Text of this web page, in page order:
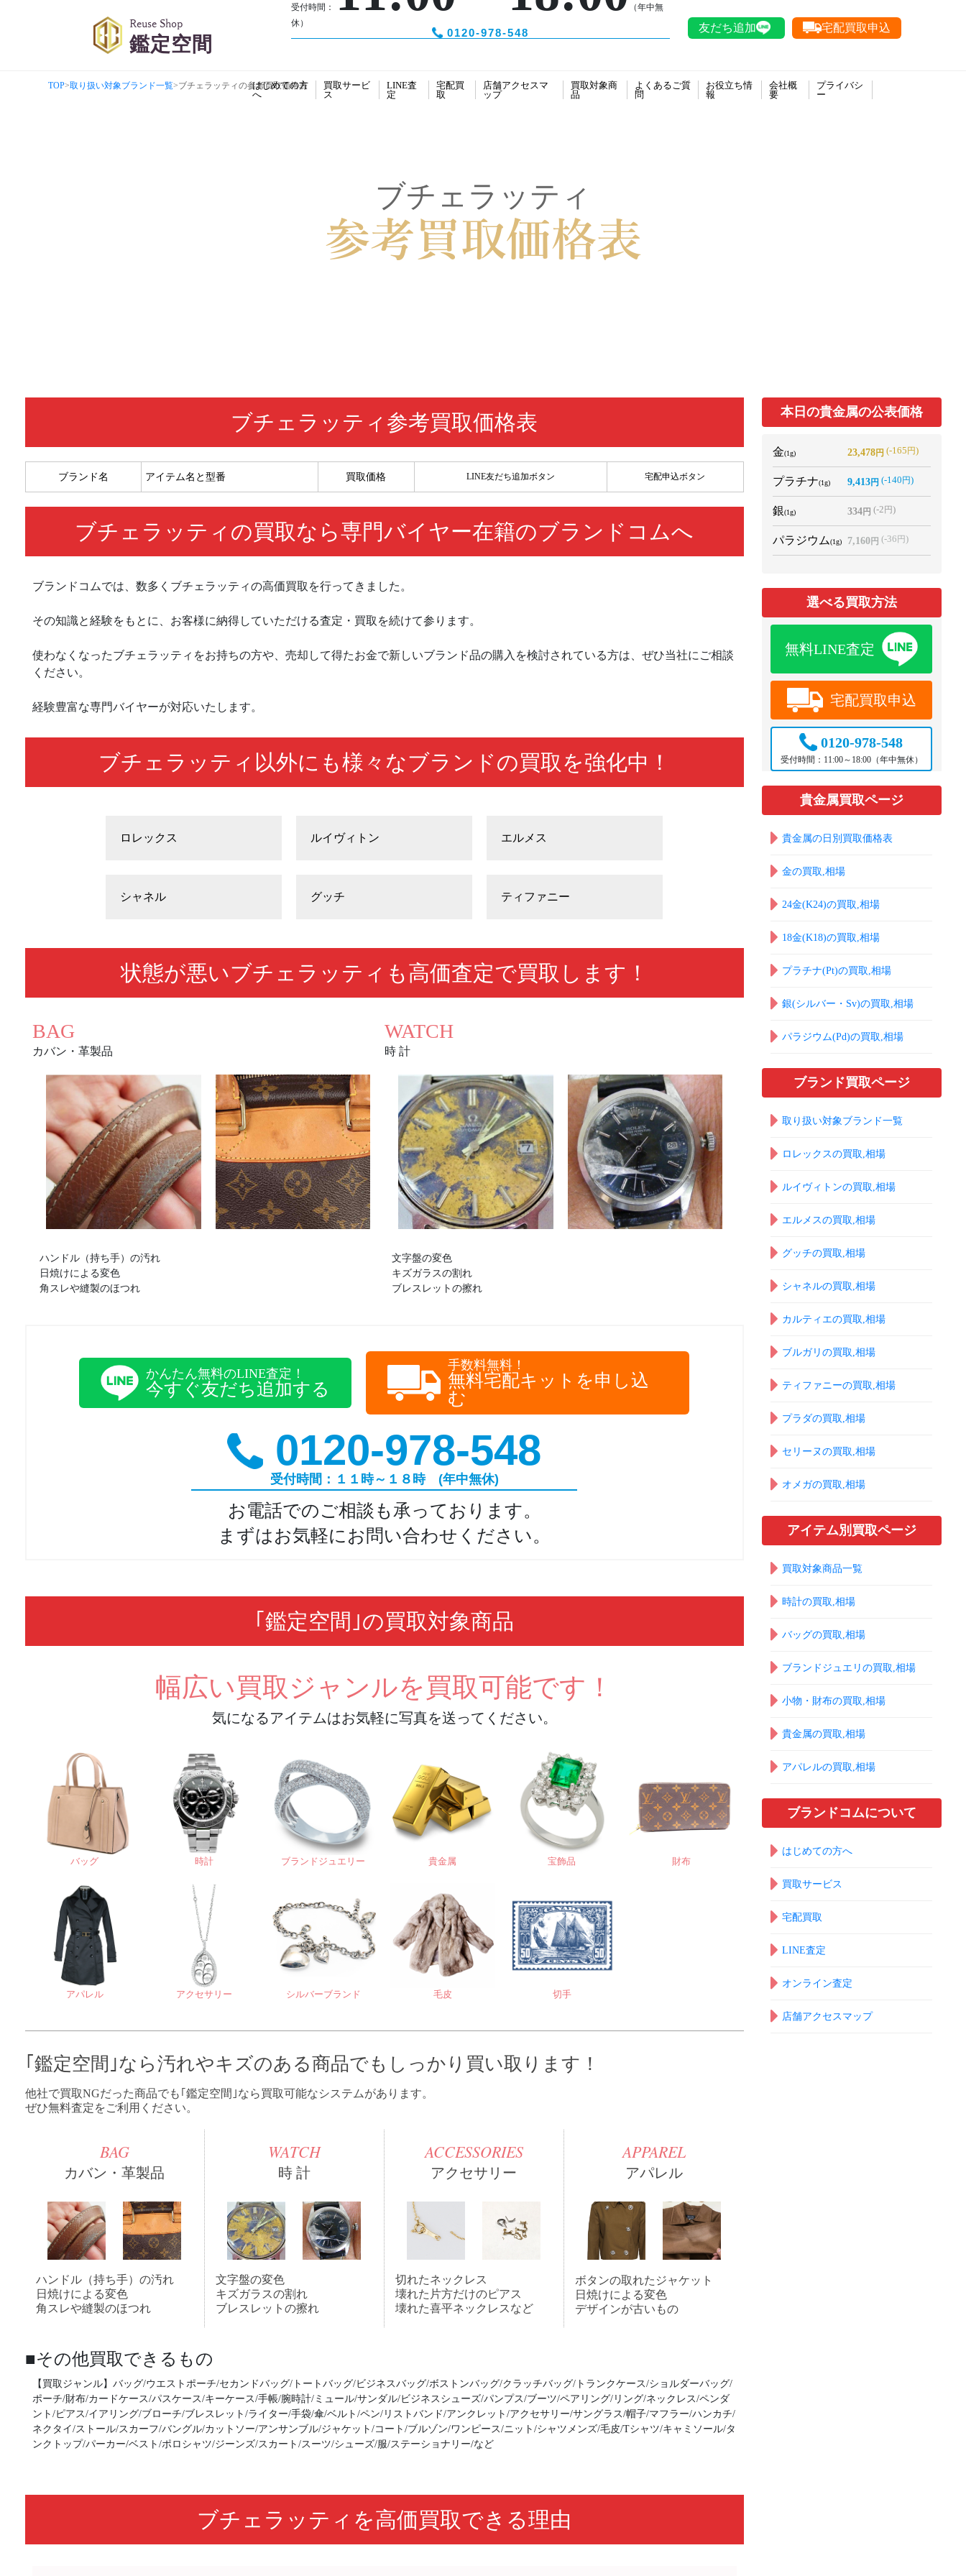
Reuse Shop
鑑定空間
受付時間：
（年中無
休）
0120-978-548 友だち追加 宅配買取申込
はじめての方
へ
買取サービ
ス
LINE査
定
宅配買
取
店舗アクセスマ
ップ
買取対象商
品
よくあるご質
問
お役立ち情
報
会社概
要
プライバシ
ー
TOP>取り扱い対象ブランド一覧>ブチェラッティの参考買取価格表
ブチェラッティ
参考買取価格表
ブチェラッティ参考買取価格表
ブランド名 アイテム名と型番 買取価格 LINE友だち追加ボタン 宅配申込ボタン
ブチェラッティの買取なら専門バイヤー在籍のブランドコムへ
ブランドコムでは、数多くブチェラッティの高価買取を行ってきました。
その知識と経験をもとに、お客様に納得していただける査定・買取を続けて参ります。
使わなくなったブチェラッティをお持ちの方や、売却して得たお金で新しいブランド品の購入を検討されている方は、ぜひ当社にご相談
ください。
経験豊富な専門バイヤーが対応いたします。
ブチェラッティ以外にも様々なブランドの買取を強化中！
ロレックス ルイヴィトン エルメス
シャネル グッチ ティファニー
状態が悪いブチェラッティも高価査定で買取します！
BAG
カバン・革製品
ハンドル（持ち手）の汚れ
日焼けによる変色
角スレや縫製のほつれ
WATCH
時 計
文字盤の変色
キズガラスの割れ
ブレスレットの擦れ
かんたん無料のLINE査定！
今すぐ友だち追加する
手数料無料！
無料宅配キットを申し込
む
0120-978-548
受付時間：１１時～１８時 (年中無休)
お電話でのご相談も承っております。
まずはお気軽にお問い合わせください。
｢鑑定空間｣の買取対象商品
幅広い買取ジャンルを買取可能です！
気になるアイテムはお気軽に写真を送ってください。
バッグ 時計 ブランドジュエリー 貴金属 宝飾品 財布
アパレル アクセサリー シルバーブランド 毛皮 切手
｢鑑定空間｣なら汚れやキズのある商品でもしっかり買い取ります！
他社で買取NGだった商品でも｢鑑定空間｣なら買取可能なシステムがあります。
ぜひ無料査定をご利用ください。
BAG
カバン・革製品
ハンドル（持ち手）の汚れ
日焼けによる変色
角スレや縫製のほつれ
WATCH
時 計
文字盤の変色
キズガラスの割れ
ブレスレットの擦れ
ACCESSORIES
アクセサリー
切れたネックレス
壊れた片方だけのピアス
壊れた喜平ネックレスなど
APPAREL
アパレル
ボタンの取れたジャケット
日焼けによる変色
デザインが古いもの
■その他買取できるもの
【買取ジャンル】バッグ/ウエストポーチ/セカンドバッグ/トートバッグ/ビジネスバッグ/ボストンバッグ/クラッチバッグ/トランクケース/ショルダーバッグ/
ポーチ/財布/カードケース/パスケース/キーケース/手帳/腕時計/ミュール/サンダル/ビジネスシューズ/パンプス/ブーツ/ペアリング/リング/ネックレス/ペンダ
ント/ピアス/イアリング/ブローチ/ブレスレット/ライター/手袋/傘/ベルト/ペン/リストバンド/アンクレット/アクセサリー/サングラス/帽子/マフラー/ハンカチ/
ネクタイ/ストール/スカーフ/バングル/カットソー/アンサンブル/ジャケット/コート/ブルゾン/ワンピース/ニット/シャツメンズ/毛皮/Tシャツ/キャミソール/タ
ンクトップ/パーカー/ベスト/ポロシャツ/ジーンズ/スカート/スーツ/シューズ/服/ステーショナリー/など
ブチェラッティを高価買取できる理由
本日の貴金属の公表価格
金(1g) 23,478円 (-165 円)
プラチナ(1g) 9,413円 (-140 円)
銀(1g) 334円 (-2 円)
パラジウム(1g) 7,160円 (-36 円)
選べる買取方法
無料LINE査定
宅配買取申込
0120-978-548
受付時間： 11:00～18:00（年中無休）
貴金属買取ページ
貴金属の日別買取価格表
金の買取,相場
24金(K24)の買取,相場
18金(K18)の買取,相場
プラチナ(Pt)の買取,相場
銀(シルバー・Sv)の買取,相場
パラジウム(Pd)の買取,相場
ブランド買取ページ
取り扱い対象ブランド一覧
ロレックスの買取,相場
ルイヴィトンの買取,相場
エルメスの買取,相場
グッチの買取,相場
シャネルの買取,相場
カルティエの買取,相場
ブルガリの買取,相場
ティファニーの買取,相場
プラダの買取,相場
セリーヌの買取,相場
オメガの買取,相場
アイテム別買取ページ
買取対象商品一覧
時計の買取,相場
バッグの買取,相場
ブランドジュエリの買取,相場
小物・財布の買取,相場
貴金属の買取,相場
アパレルの買取,相場
ブランドコムについて
はじめての方へ
買取サービス
宅配買取
LINE査定
オンライン査定
店舗アクセスマップ